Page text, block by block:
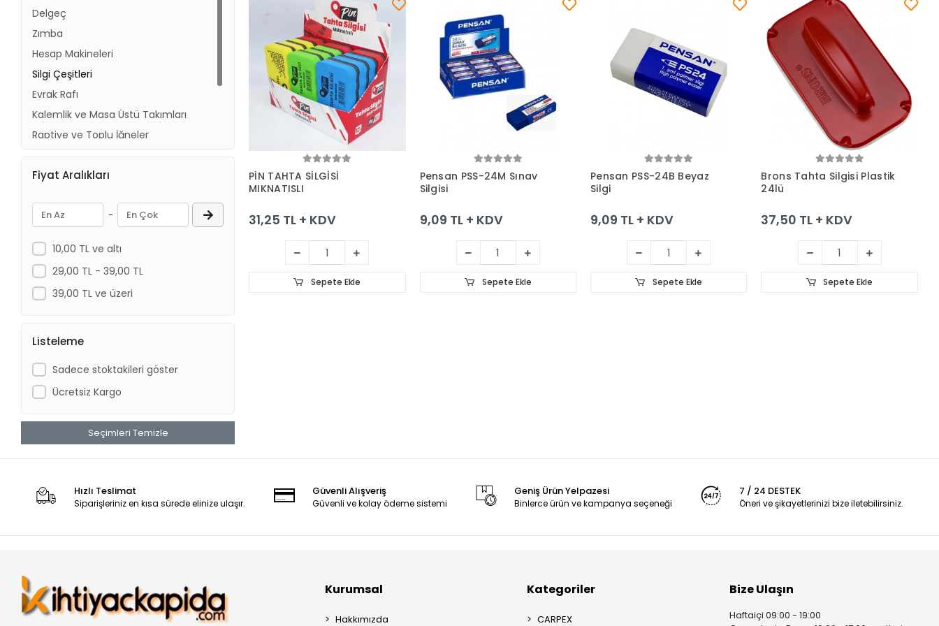
Delgeç
Zımba
Hesap Makineleri
Silgi Çeşitleri
Evrak Rafı
Kalemlik ve Masa Üstü Takımları
Raptiye ve Toplu İğneler
Mürekkepler
Fiyat Aralıkları
-
10,00 TL ve altı
29,00 TL - 39,00 TL
39,00 TL ve üzeri
Listeleme
Sadece stoktakileri göster
Ücretsiz Kargo
Seçimleri Temizle
Sepete Ekle
PİN TAHTA SİLGİSİ
MIKNATISLI
31,25 TL + KDV
Sepete Ekle
Pensan PSS-24M Sınav
Silgisi
9,09 TL + KDV
Sepete Ekle
Pensan PSS-24B Beyaz
Silgi
9,09 TL + KDV
Sepete Ekle
Brons Tahta Silgisi Plastik
24lü
37,50 TL + KDV
Sepete Ekle
Hızlı Teslimat
Siparişleriniz en kısa sürede elinize ulaşır.
Güvenli Alışveriş
Güvenli ve kolay ödeme sistemi
Geniş Ürün Yelpazesi
Binlerce ürün ve kampanya seçeneği
7 / 24 DESTEK
Öneri ve şikayetlerinizi bize iletebilirsiniz.
Kurumsal
Hakkımızda
Kategoriler
CARPEX
Bize Ulaşın
Haftaiçi 09:00 - 19:00